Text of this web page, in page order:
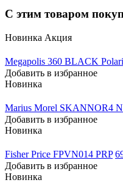
С этим товаром
Новинка Акция
Megapolis 360 BLACK
Добавить в избранное
Новинка
Marius Morel SKANNOR4
Добавить в избранное
Новинка
Fisher Price FPVN014 PRP
Добавить в избранное
Новинка